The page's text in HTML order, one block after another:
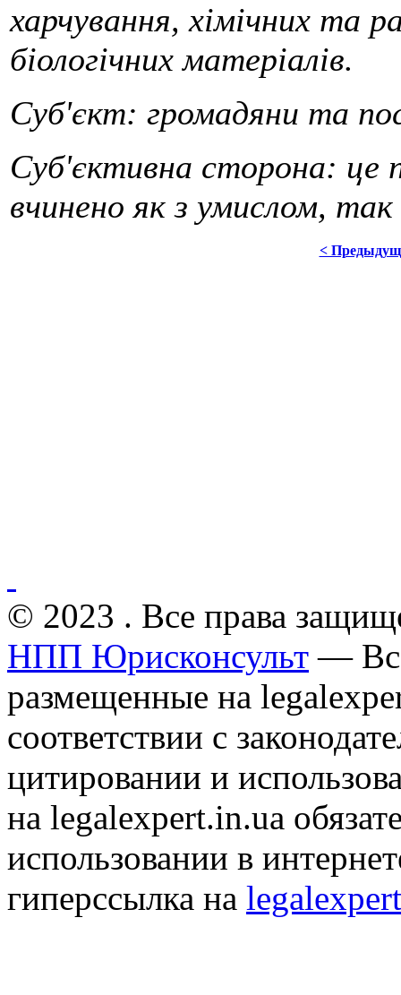
харчування, хімічних та
біологічних матеріалів.
Суб'єкт: громадяни та
Суб'єктивна сторона: це
вчинено як з умислом,
<
© 2023 . Все права
НПП Юрисконсульт —
размещенные на
соответствии с
цитировании и
на legalexpert.in.ua
использовании в
гиперссылка на